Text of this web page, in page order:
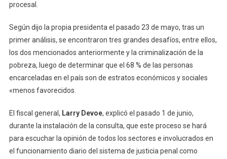
procesal.
Según dijo la propia presidenta el pasado 23 de mayo, tras un
primer análisis, se encontraron tres grandes desafíos, entre ellos,
los dos mencionados anteriormente y la criminalización de la
pobreza, luego de determinar que el 68 % de las personas
encarceladas en el país son de estratos económicos y sociales
«menos favorecidos.
El fiscal general, Larry Devoe, explicó el pasado 1 de junio,
durante la instalación de la consulta, que este proceso se hará
para escuchar la opinión de todos los sectores e involucrados en
el funcionamiento diario del sistema de justicia penal como